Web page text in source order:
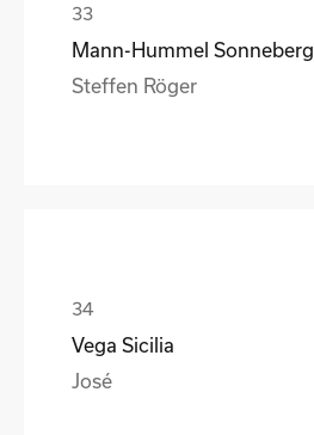
Mann-Hummel Sonneberg
Steffen Röger
Vega Sicilia
José